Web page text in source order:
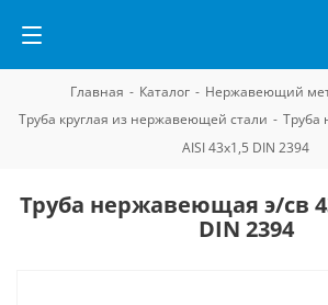
Главная - Каталог - Нержавеющий
Труба круглая из нержавеющей стали - Труба
AISI 43х1,5 DIN 2394
Труба нержавеющая э/св
DIN 2394